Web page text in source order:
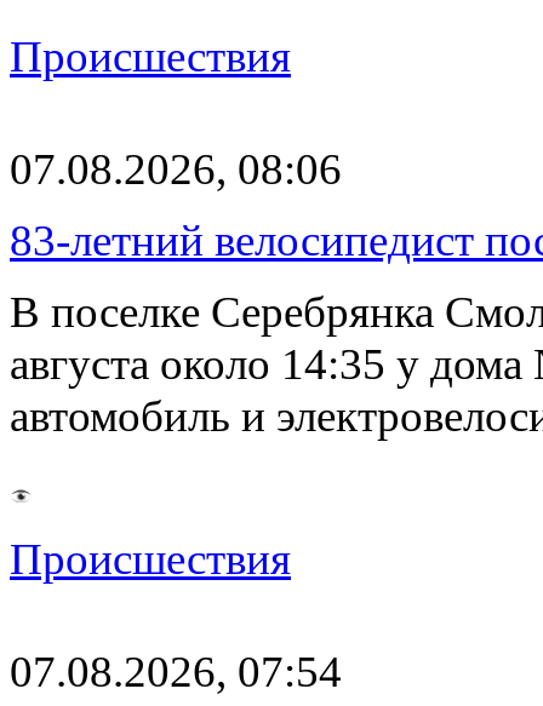
Происшествия
07.08.2026, 08:06
83-летний велосипедист
В поселке Серебрянка
августа около 14:35 у
автомобиль и
Происшествия
07.08.2026, 07:54